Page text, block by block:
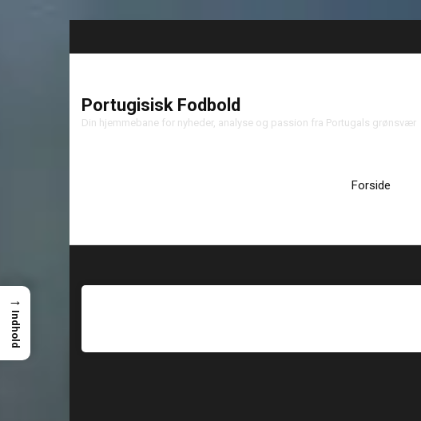
Portugisisk Fodbold
Din hjemmebane for nyheder, analyse og passion fra Portugals grønsvær
Forside
→
Indhold